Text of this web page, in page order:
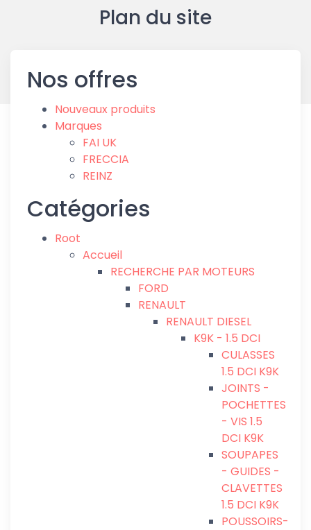
Plan du site
Nos offres
Nouveaux produits
Marques
FAI UK
FRECCIA
REINZ
Catégories
Root
Accueil
RECHERCHE PAR MOTEURS
FORD
RENAULT
RENAULT DIESEL
K9K - 1.5 DCI
CULASSES
1.5 DCI K9K
JOINTS -
POCHETTES
- VIS 1.5
DCI K9K
SOUPAPES
- GUIDES -
CLAVETTES
1.5 DCI K9K
POUSSOIRS-